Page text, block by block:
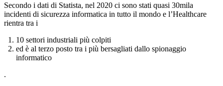
Secondo i dati di Statista, nel 2020 ci sono stati quasi 30mila
incidenti di sicurezza informatica in tutto il mondo e l’Healthcare
rientra tra i
10 settori industriali più colpiti
ed è al terzo posto tra i più bersagliati dallo spionaggio
informatico
.